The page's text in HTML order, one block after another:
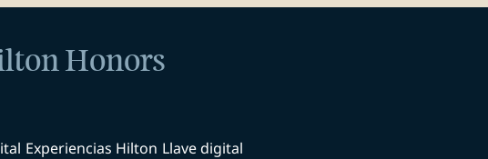
Honors
Experiencias Hilton Llave digital